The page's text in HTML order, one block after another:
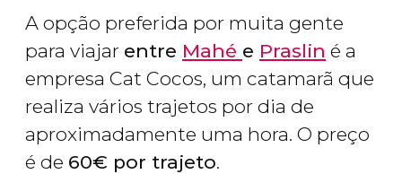
A opção preferida por muita gente
para viajar entre Mahé e Praslin é a
empresa Cat Cocos, um catamarã que
realiza vários trajetos por dia de
aproximadamente uma hora. O preço
é de 60€ por trajeto.